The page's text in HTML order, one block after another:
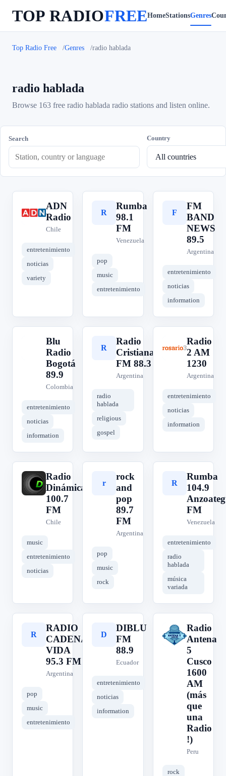
TOP RADIOFREEHomeStationsGenres
Top Radio Free Genres radio hablada
radio hablada
Browse 163 free radio hablada radio stations and listen online.
Search Country
A
ADN
Radio
Chile
entretenimiento
noticias
variety
R
Rumba
98.1
FM
Venezuela
pop
music
entretenimiento
F
FM
BAND
NEWS
89.5
Argentina
entretenimiento
noticias
information
Blu
Radio
Bogotá
89.9
Colombia
entretenimiento
noticias
information
R
Radio
Cristiana
FM 88.3
Argentina
radio
hablada
religious
gospel
R
Radio
2 AM
1230
Argentina
entretenimiento
noticias
information
R
Radio
Dinámica
100.7
FM
Chile
music
entretenimiento
noticias
r
rock
and
pop
89.7
FM
Argentina
pop
music
rock
R
Rumba
104.9
FM
Venezuela
entretenimiento
radio
hablada
música
variada
R
RADIO
CADENA
VIDA
95.3 FM
Argentina
pop
music
entretenimiento
D
DIBLU
FM
88.9
Ecuador
entretenimiento
noticias
information
R
Radio
Antena
5
Cusco
1600
AM
(más
que
una
Radio
!)
Peru
rock